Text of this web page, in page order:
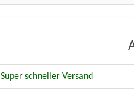
Super schneller Versand